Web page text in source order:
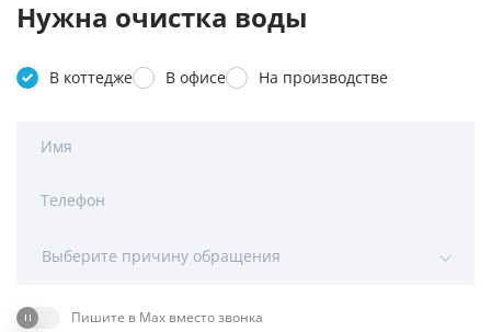
Нужна очистка воды
В коттедже В офисе На производстве
Имя
Телефон
Выберите причину обращения
Пишите в Max вместо звонка